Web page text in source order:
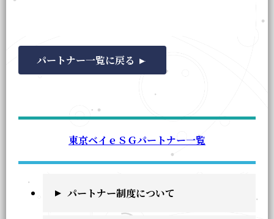
東京ベイｅＳＧパートナー一覧
パートナー制度について
パートナー一覧に戻る